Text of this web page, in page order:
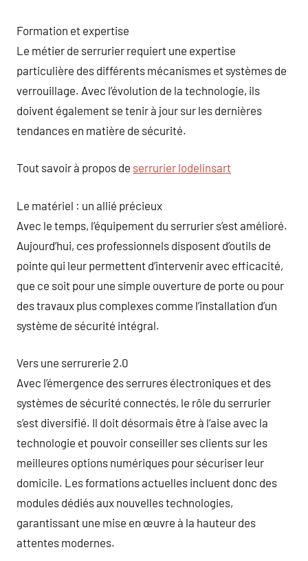
Formation et expertise
Le métier de serrurier requiert une expertise
particulière des différents mécanismes et systèmes de
verrouillage. Avec l’évolution de la technologie, ils
doivent également se tenir à jour sur les dernières
tendances en matière de sécurité.
Tout savoir à propos de serrurier lodelinsart
Le matériel : un allié précieux
Avec le temps, l’équipement du serrurier s’est amélioré.
Aujourd’hui, ces professionnels disposent d’outils de
pointe qui leur permettent d’intervenir avec efficacité,
que ce soit pour une simple ouverture de porte ou pour
des travaux plus complexes comme l’installation d’un
système de sécurité intégral.
Vers une serrurerie 2.0
Avec l’émergence des serrures électroniques et des
systèmes de sécurité connectés, le rôle du serrurier
s’est diversifié. Il doit désormais être à l’aise avec la
technologie et pouvoir conseiller ses clients sur les
meilleures options numériques pour sécuriser leur
domicile. Les formations actuelles incluent donc des
modules dédiés aux nouvelles technologies,
garantissant une mise en œuvre à la hauteur des
attentes modernes.